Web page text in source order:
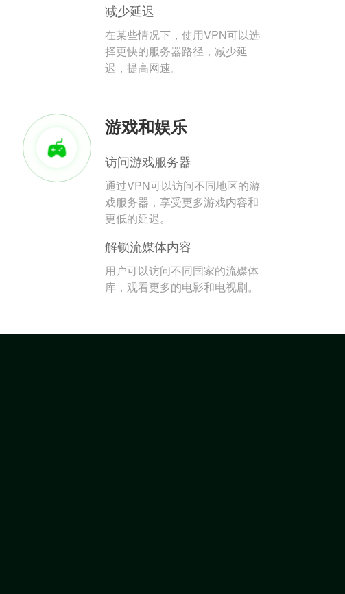
减少延迟
在某些情况下，使用VPN可以选
择更快的服务器路径，减少延
迟，提高网速。
游戏和娱乐
访问游戏服务器
通过VPN可以访问不同地区的游
戏服务器，享受更多游戏内容和
更低的延迟。
解锁流媒体内容
用户可以访问不同国家的流媒体
库，观看更多的电影和电视剧。